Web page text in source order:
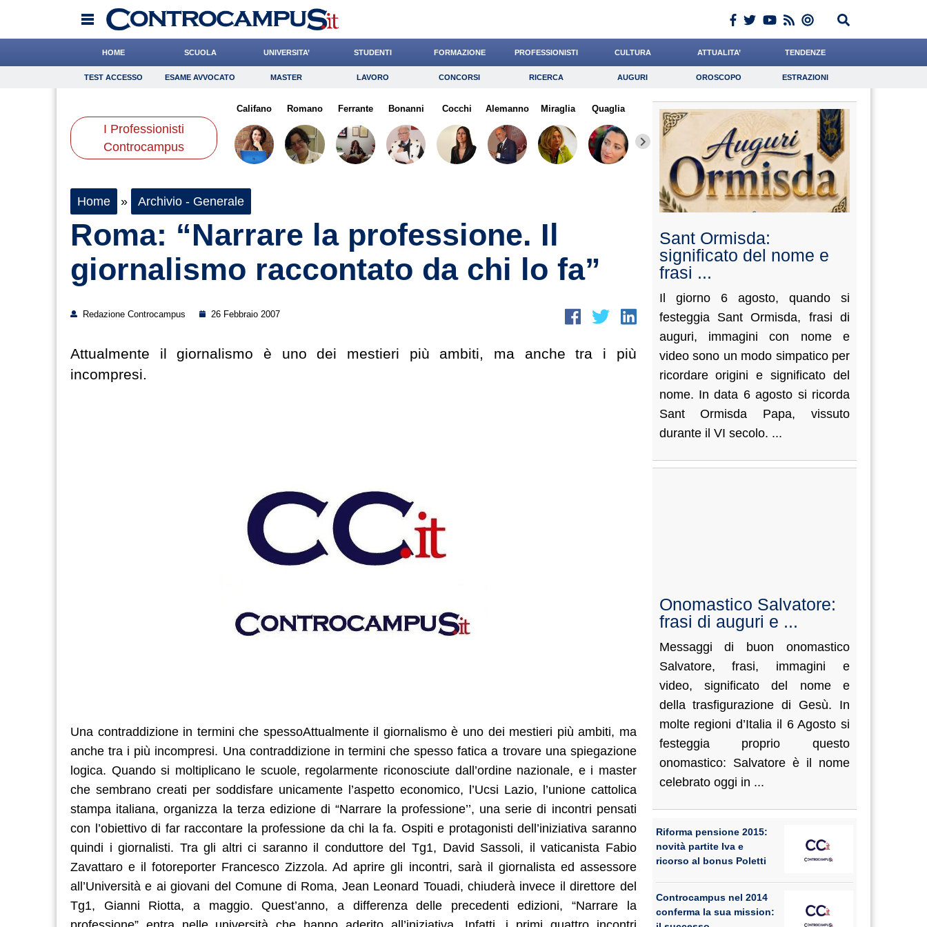
HOME SCUOLA UNIVERSITA’ STUDENTI FORMAZIONE PROFESSIONISTI CULTURA ATTUALITA’ TENDENZE
TEST ACCESSO Esame Avvocato Master Lavoro Concorsi Ricerca Auguri Oroscopo Estrazioni
Consigli Risparmio Diritto Economia Giornalista Lavoro Psicologia
Scienze
TEST ACCESSO ESAME AVVOCATO MASTER LAVORO CONCORSI RICERCA AUGURI OROSCOPO ESTRAZIONI
I Professionisti
Controcampus
Califano Romano Ferrante Bonanni Cocchi Alemanno Miraglia Quaglia Quarta Santaniello Crepet Romano Casciello
Home » Archivio - Generale
Roma: “Narrare la professione. Il
giornalismo raccontato da chi lo fa”
Redazione Controcampus 26 Febbraio 2007
Attualmente il giornalismo è uno dei mestieri più ambiti, ma anche tra i più
incompresi.
Una contraddizione in termini che spessoAttualmente il giornalismo è uno dei mestieri più ambiti, ma
anche tra i più incompresi. Una contraddizione in termini che spesso fatica a trovare una spiegazione
logica. Quando si moltiplicano le scuole, regolarmente riconosciute dall’ordine nazionale, e i master
che sembrano creati per soddisfare unicamente l’aspetto economico, l’Ucsi Lazio, l’unione cattolica
stampa italiana, organizza la terza edizione di “Narrare la professione’’, una serie di incontri pensati
con l’obiettivo di far raccontare la professione da chi la fa. Ospiti e protagonisti dell’iniziativa saranno
quindi i giornalisti. Tra gli altri ci saranno il conduttore del Tg1, David Sassoli, il vaticanista Fabio
Zavattaro e il fotoreporter Francesco Zizzola. Ad aprire gli incontri, sarà il giornalista ed assessore
all’Università e ai giovani del Comune di Roma, Jean Leonard Touadi, chiuderà invece il direttore del
Tg1, Gianni Riotta, a maggio. Quest’anno, a differenza delle precedenti edizioni, “Narrare la
Sant Ormisda:
significato del nome e
frasi ...
Il giorno 6 agosto, quando si
festeggia Sant Ormisda, frasi di
auguri, immagini con nome e
video sono un modo simpatico per
ricordare origini e significato del
nome. In data 6 agosto si ricorda
Sant Ormisda Papa, vissuto
durante il VI secolo. ...
Onomastico Salvatore:
frasi di auguri e ...
Messaggi di buon onomastico
Salvatore, frasi, immagini e
video, significato del nome e
della trasfigurazione di Gesù. In
molte regioni d’Italia il 6 Agosto si
festeggia proprio questo
onomastico: Salvatore è il nome
celebrato oggi in ...
Riforma pensione 2015:
novità partite Iva e
ricorso al bonus Poletti
Controcampus nel 2014
conferma la sua mission: